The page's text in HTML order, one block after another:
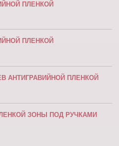
ПЛEНКOЙ
ПЛЕНКОЙ
АНТИГРАВИЙНОЙ ПЛЕНКОЙ
ЗОНЫ ПОД РУЧКАМИ